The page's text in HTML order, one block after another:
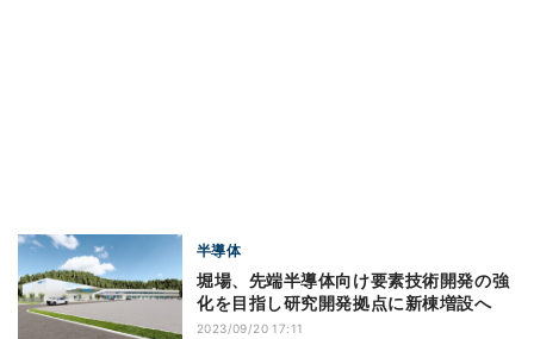
半導体
堀場、先端半導体向け要素技術開発の強
化を目指し研究開発拠点に新棟増設へ
2023/09/20 17:11